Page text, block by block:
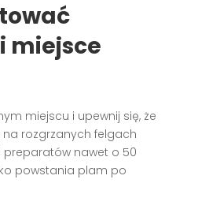
miejsce
miejscu i upewnij się, że
na rozgrzanych felgach
preparatów nawet o 50
powstania plam po